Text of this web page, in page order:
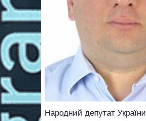
Народний депутат України